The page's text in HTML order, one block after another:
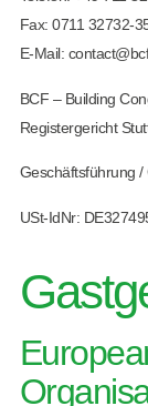
Fax: 0711 32732-
E-Mail:
BCF – Building
Registergericht
Geschäftsführung /
USt-IdNr: